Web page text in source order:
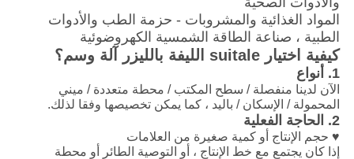
المواد الغذائية والمشروبات - حزمة الطب والأدوات
الطبية ، صناعة الطاقة الشمسية الكهروضوئية
كيفية اختيار suitale الليفة بالليزر آلة وسم؟
1. أنواع
الآن لدينا منفصلة / سطح المكتب / محطة متعددة / ميني
المحمولة / الإسكان / باليد ، كما يمكن تخصيصها وفقا لذلك.
2. الحاجة الفعلية
♥ حجم الإنتاج أو كمية صغيرة من العلامات
إذا كان يجتمع مع خط الإنتاج ، أو التوصية الطائر أو محطة